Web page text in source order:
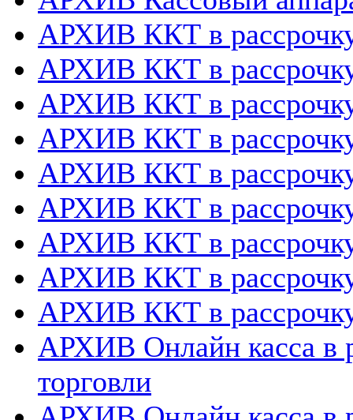
АРХИВ ККТ в
АРХИВ ККТ в
АРХИВ ККТ в
АРХИВ ККТ в
АРХИВ ККТ в
АРХИВ ККТ в
АРХИВ ККТ в
АРХИВ ККТ в
АРХИВ ККТ в
АРХИВ Онлайн касса в
торговли